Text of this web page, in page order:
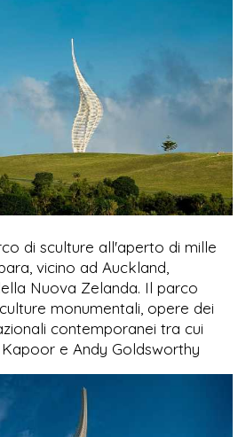
di sculture all'aperto di mille
vicino ad Auckland,
Nuova Zelanda. Il parco
monumentali, opere dei
contemporanei tra cui
Kapoor e Andy Goldsworthy